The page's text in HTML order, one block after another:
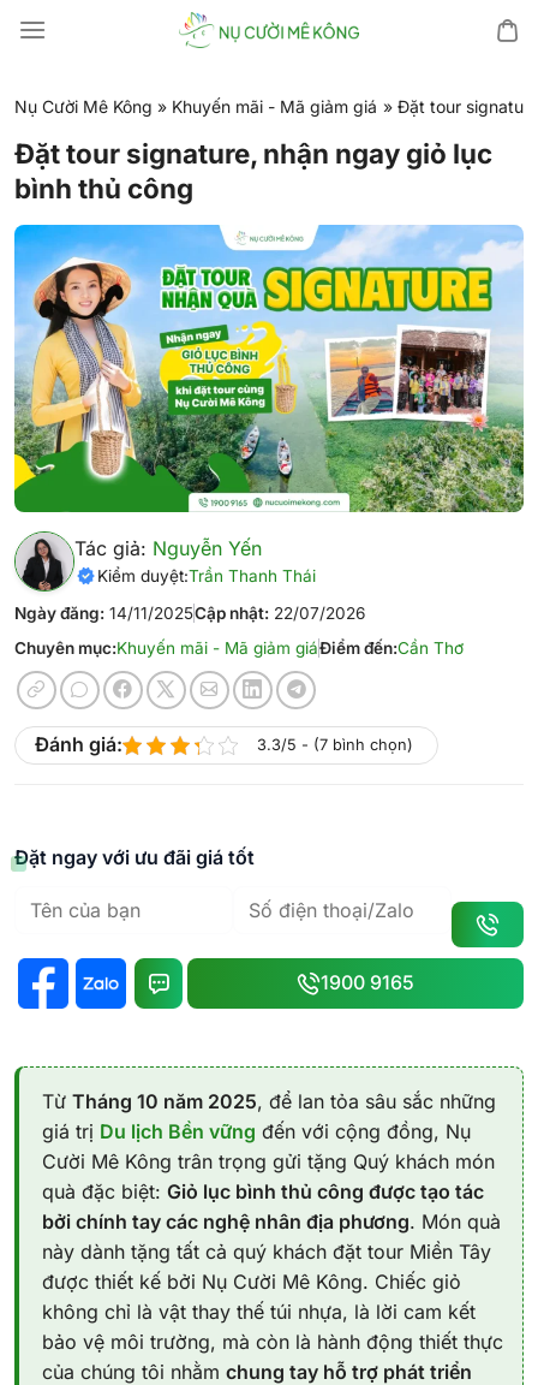
đến
dung
Nụ Cười Mê Kông » Khuyến mãi - Mã giảm giá » Đặt tour
Đặt tour signature, nhận ngay giỏ lục
bình thủ công
Tác giả: Nguyễn Yến
Kiểm duyệt:Trần Thanh Thái
Ngày đăng: 14/11/2025Cập nhật: 22/07/2026
Chuyên mục:Khuyến mãi - Mã giảm giáĐiểm đến:Cần Thơ
Đánh giá: 3.3/5 - (7 bình chọn)
Đặt ngay với ưu đãi giá tốt
1900 9165
Từ Tháng 10 năm 2025, để lan tỏa sâu sắc những
giá trị Du lịch Bền vững đến với cộng đồng, Nụ
Cười Mê Kông trân trọng gửi tặng Quý khách món
quà đặc biệt: Giỏ lục bình thủ công được tạo tác
bởi chính tay các nghệ nhân địa phương. Món quà
này dành tặng tất cả quý khách đặt tour Miền Tây
được thiết kế bởi Nụ Cười Mê Kông. Chiếc giỏ
không chỉ là vật thay thế túi nhựa, là lời cam kết
bảo vệ môi trường, mà còn là hành động thiết thực
của chúng tôi nhằm chung tay hỗ trợ phát triển